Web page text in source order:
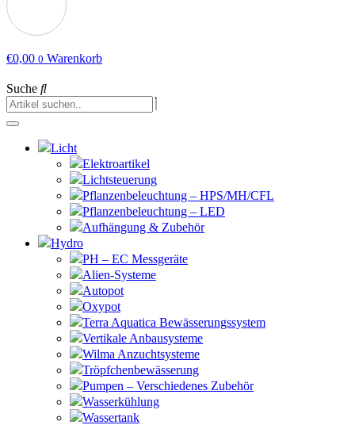
€0,00 0 Warenkorb
Suche
Licht
Elektroartikel
Lichtsteuerung
Pflanzenbeleuchtung – HPS/MH/CFL
Pflanzenbeleuchtung – LED
Aufhängung & Zubehör
Hydro
PH – EC Messgeräte
Alien-Systeme
Autopot
Oxypot
Terra Aquatica Bewässerungssystem
Vertikale Anbausysteme
Wilma Anzuchtsysteme
Tröpfchenbewässerung
Pumpen – Verschiedenes Zubehör
Wasserkühlung
Wassertank